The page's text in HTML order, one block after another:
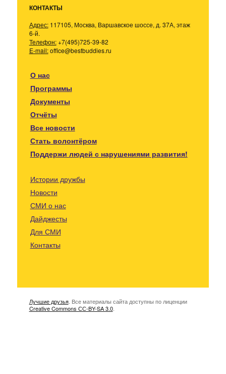
КОНТАКТЫ
Адрес:117105, Москва, Варшавское шоссе, д. 37А, этаж
6-й.
Телефон:+7(495)725-39-82
E-mail:office@bestbuddies.ru
О нас
Программы
Документы
Отчёты
Все новости
Стать волонтёром
Поддержи людей с нарушениями развития!
Истории дружбы
Новости
СМИ о нас
Дайджесты
Для СМИ
Контакты
Лучшие друзья. Все материалы сайта доступны по лиценции
Creative Commons СС-BY-SA 3.0.